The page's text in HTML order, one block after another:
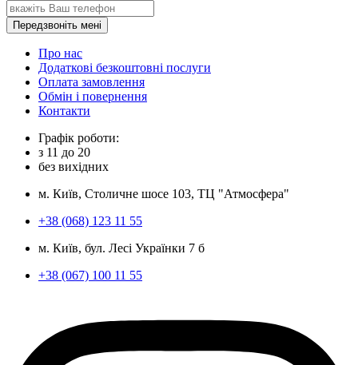
Передзвоніть мені
Про нас
Додаткові безкоштовні послуги
Оплата замовлення
Обмін і повернення
Контакти
Графік роботи:
з 11 до 20
без вихідних
м. Київ, Столичне шосе 103, ТЦ "Атмосфера"
+38 (068) 123 11 55
м. Київ, бул. Лесі Українки 7 б
+38 (067) 100 11 55